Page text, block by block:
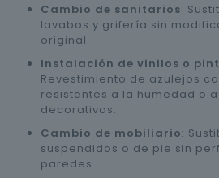
Cambio de sanitarios:
lavabos y grifería sin
original.
Instalación de vinilos o
Revestimiento de azulejos
resistentes a la humedad o
decorativos.
Cambio de mobiliario:
suspendidos o de pie sin
paredes.